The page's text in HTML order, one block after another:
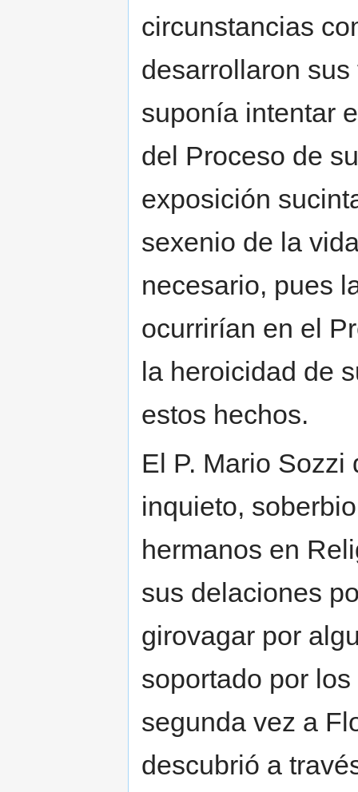
circunstancias
desarrollaron
suponía intentar
del Proceso de
exposición
sexenio de la
necesario, pues
ocurrirían en el
la heroicidad de
estos hechos.
El P. Mario
inquieto,
hermanos en
sus delaciones
girovagar por
soportado por
segunda vez a
descubrió a